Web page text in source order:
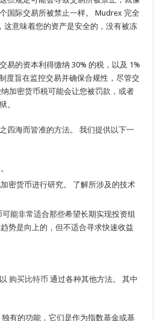
国际交易所被禁止一样。 Mudrex 完全
这意味着您的资产是安全的，没有被冻
易的资本利得缴纳 30% 的税，以及 1%
度旨在监控交易并确保合规性，尽管交
加密货币税可能会让您被罚款，或者
。
四海而皆准的方法。 我们提供以下一
密货币进行研究。 了解所涉及的技术
能非常适合那些希望长期实现投资组
势是向上的，但不适合寻求快速收益
购买比特币 通过各种其他方法。 其中
有的功能，它们是作为指数基金或基